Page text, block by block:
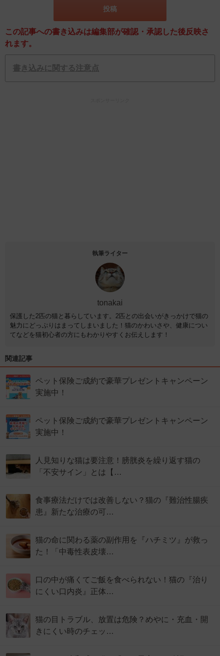
この記事への書き込みは編集部が確認・承認した後反映さ
れます。
書き込みに関する注意点
執筆ライター
tonakai
保護した2匹の猫と暮らしています。2匹との出会いがきっかけで猫の
魅力にどっぷりはまってしまいました！猫のかわいさや、健康につい
てなどを猫初心者の方にもわかりやすくお伝えします！
関連記事
ペット保険ご成約で豪華プレゼントキャンペーン
実施中！
ペット保険ご成約で豪華プレゼントキャンペーン
実施中！
人見知りな猫は要注意！膀胱炎を繰り返す猫の
「不安サイン」とは【…
食事療法だけでは改善しない？猫の『難治性腸疾
患』新たな治療の可…
猫の命に関わる薬の副作用を『ハチミツ』が救っ
た！「中毒性表皮壊…
口の中が痛くてご飯を食べられない！猫の『治り
にくい口内炎』正体…
猫の目トラブル、放置は危険？めやに・充血・開
きにくい時のチェッ…